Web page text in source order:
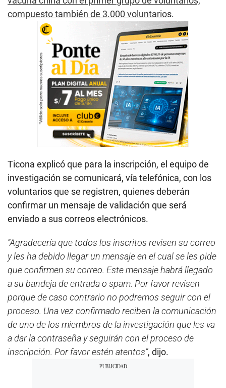
compuesto también de 3.000 voluntarios.
Ticona explicó que para la inscripción, el equipo de
investigación se comunicará, vía telefónica, con los
voluntarios que se registren, quienes deberán
confirmar un mensaje de validación que será
enviado a sus correos electrónicos.
“Agradecería que todos los inscritos revisen su correo
y les ha debido llegar un mensaje en el cual se les pide
que confirmen su correo. Este mensaje habrá llegado
a su bandeja de entrada o spam. Por favor revisen
porque de caso contrario no podremos seguir con el
proceso. Una vez confirmado reciben la comunicación
de uno de los miembros de la investigación que les va
a dar la contraseña y seguirán con el proceso de
inscripción. Por favor estén atentos”, dijo.